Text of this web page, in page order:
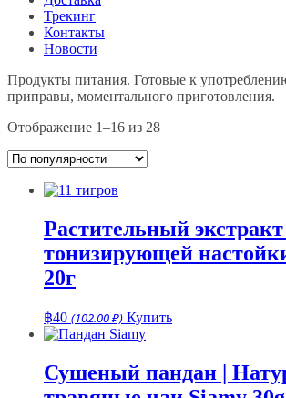
Трекинг
Контакты
Новости
Продукты питания. Готовые к
приправы, моментального приготовления.
Отображение 1–16 из 28Сортировка:
Растительный
тонизирующей
20г
฿40 (102.00 ₽) Купить
Сушеный пандан |